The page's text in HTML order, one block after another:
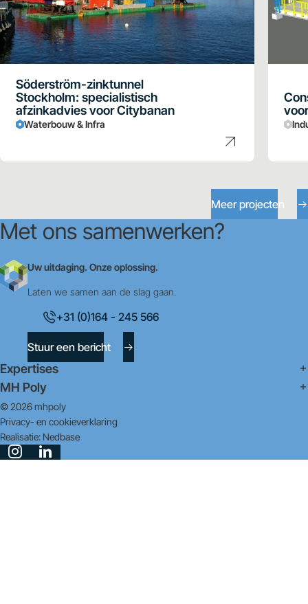
Söderström-zinktunnel
Stockholm: specialistisch
afzinkadvies voor Citybanan
Waterbouw & Infra
Meer projecten
Met ons samenwerken?
Uw uitdaging. Onze oplossing.
Laten we samen aan de slag gaan.
+31 (0)164 - 245 566
Stuur een bericht
Expertises
MH Poly
© 2026 mhpoly
Privacy- en cookieverklaring
Realisatie: Nedbase